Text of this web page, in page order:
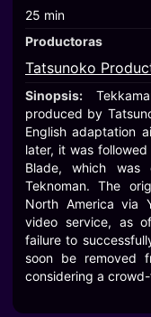
25 min
Productoras
Tatsunoko
Sinopsis:
produced by
English adaptation
later, it was
Blade, which
Teknoman. The
North America via
video service, as
failure to
soon be removed
considering a